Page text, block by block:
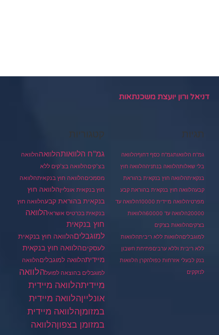
דניאל ורון יועצת משכנתאות
תגיות
גמ"ח הלוואותגמ"ח כסף דחוףהלוואה
בלי שאלותהלוואה בנתניההלוואה חוץ
בנקאיתהלוואה חוץ בנקאית בהוראת
קבעהלוואה חוץ בנקאית בהוראת קבע
מפרטיהלוואה מיידית 10000
הלוואה עד
20000הלוואה עד 60000
הלוואות
בצ'קיםהלוואות בצ'קים
למוגבליםהלוואות ללא ריביתהלוואות
ללא ריבית וללא ערביםפתיחת חשבון
בנק לבעלי אזרחות כפולהקרן הלוואות
לנזקקים
קטגוריות
גמ"ח הלוואותהלוואההלוואה
בצ'קיםהלוואה בצ'קים ללא
מסמכיםהלוואה חוץ בנקאיתהלוואה
חוץ בנקאית אונלייןהלוואה חוץ
בנקאית בהוראת קבעהלוואה חוץ
בנקאית בכרטיס אשראיהלוואה
חוץ בנקאית
למוגבליםהלוואה חוץ בנקאית
לעסקיםהלוואה חוץ בנקאית
מיידיתהלוואה למוגבליםהלוואה
למוגבלים בהוצאה לפועלהלוואה
מיידיתהלוואה מיידית
אונלייןהלוואה מיידית
במזומןהלוואה מיידית
במזומן בצפוןהלוואה